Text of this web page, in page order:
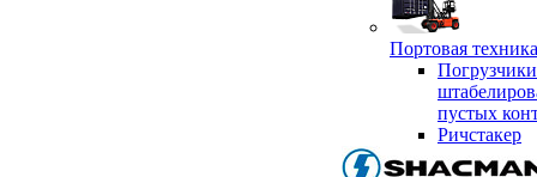
Портовая
пустых
Ричстакер